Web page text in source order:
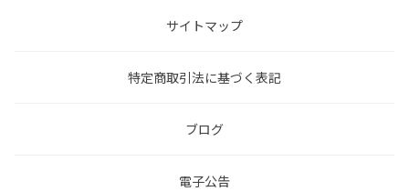
サイトマップ
特定商取引法に基づく表記
ブログ
電子公告